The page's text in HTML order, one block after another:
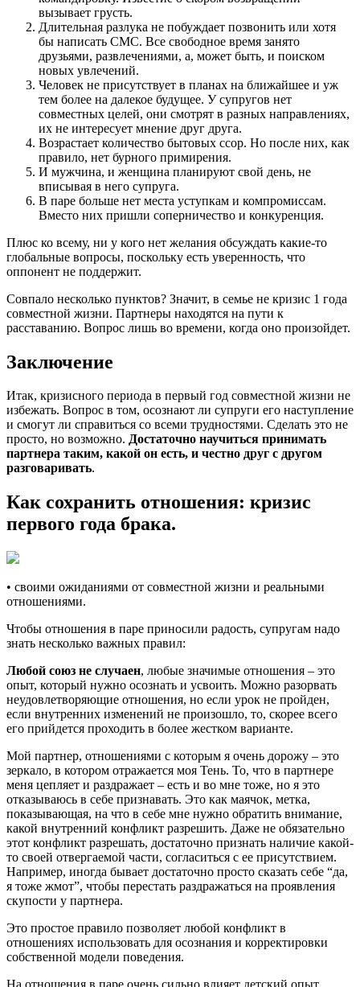
вызывает грусть.
Длительная разлука не побуждает позвонить или хотя
бы написать СМС. Все свободное время занято
друзьями, развлечениями, а, может быть, и поиском
новых увлечений.
Человек не присутствует в планах на ближайшее и уж
тем более на далекое будущее. У супругов нет
совместных целей, они смотрят в разных направлениях,
их не интересует мнение друг друга.
Возрастает количество бытовых ссор. Но после них, как
правило, нет бурного примирения.
И мужчина, и женщина планируют свой день, не
вписывая в него супруга.
В паре больше нет места уступкам и компромиссам.
Вместо них пришли соперничество и конкуренция.
Плюс ко всему, ни у кого нет желания обсуждать какие-то
глобальные вопросы, поскольку есть уверенность, что
оппонент не поддержит.
Совпало несколько пунктов? Значит, в семье не кризис 1 года
совместной жизни. Партнеры находятся на пути к
расставанию. Вопрос лишь во времени, когда оно произойдет.
Заключение
Итак, кризисного периода в первый год совместной жизни не
избежать. Вопрос в том, осознают ли супруги его наступление
и смогут ли справиться со всеми трудностями. Сделать это не
просто, но возможно. Достаточно научиться принимать
партнера таким, какой он есть, и честно друг с другом
разговаривать.
Как сохранить отношения: кризис
первого года брака.
• своими ожиданиями от совместной жизни и реальными
отношениями.
Чтобы отношения в паре приносили радость, супругам надо
знать несколько важных правил:
Любой союз не случаен, любые значимые отношения – это
опыт, который нужно осознать и усвоить. Можно разорвать
неудовлетворяющие отношения, но если урок не пройден,
если внутренних изменений не произошло, то, скорее всего
его прийдется проходить в более жестком варианте.
Мой партнер, отношениями с которым я очень дорожу – это
зеркало, в котором отражается моя Тень. То, что в партнере
меня цепляет и раздражает – есть и во мне тоже, но я это
отказываюсь в себе признавать. Это как маячок, метка,
показывающая, на что в себе мне нужно обратить внимание,
какой внутренний конфликт разрешить. Даже не обязательно
этот конфликт разрешать, достаточно признать наличие какой-
то своей отвергаемой части, согласиться с ее присутствием.
Например, иногда бывает достаточно просто сказать себе “да,
я тоже жмот”, чтобы перестать раздражаться на проявления
скупости у партнера.
Это простое правило позволяет любой конфликт в
отношениях использовать для осознания и корректировки
собственной модели поведения.